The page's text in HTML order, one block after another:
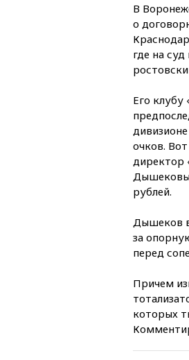
В
о
где на
Его
очков.
директор
рублей.
Дышеков
за
перед
Причем
которых